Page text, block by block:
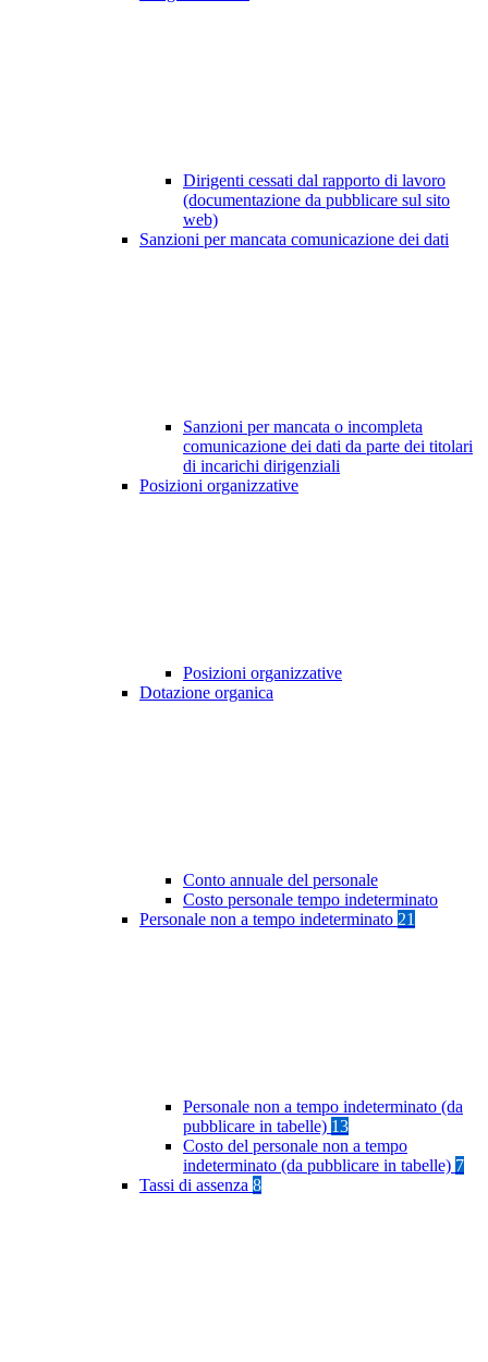
Dirigenti cessati dal rapporto di lavoro
(documentazione da pubblicare sul sito
web)
Sanzioni per mancata comunicazione dei dati
Sanzioni per mancata o incompleta
comunicazione dei dati da parte dei titolari
di incarichi dirigenziali
Posizioni organizzative
Posizioni organizzative
Dotazione organica
Conto annuale del personale
Costo personale tempo indeterminato
Personale non a tempo indeterminato 21
Personale non a tempo indeterminato (da
pubblicare in tabelle) 13
Costo del personale non a tempo
indeterminato (da pubblicare in tabelle) 7
Tassi di assenza 8